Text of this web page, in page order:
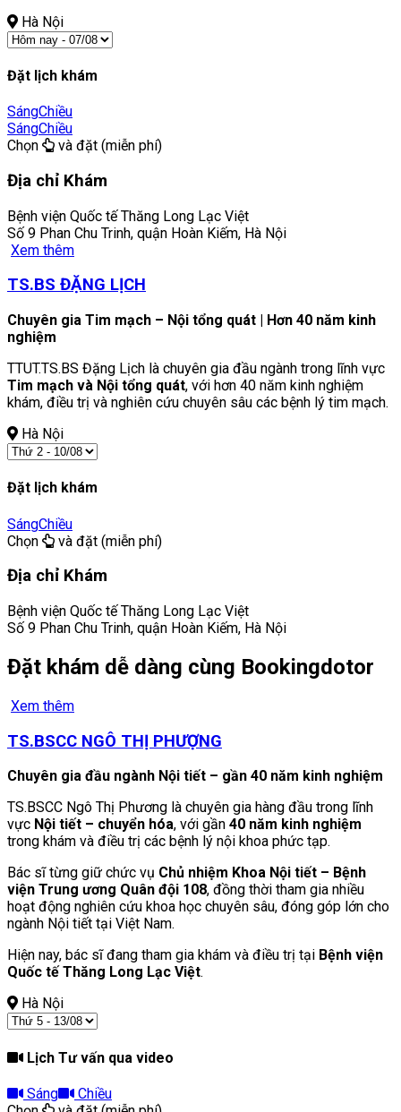
Hà Nội
Đặt lịch khám
SángChiều
SángChiều
Chọn
và đặt (miễn phí)
Địa chỉ Khám
Bệnh viện Quốc tế Thăng Long Lạc Việt
Số 9 Phan Chu Trinh, quận Hoàn Kiếm, Hà Nội
Xem thêm
TS.BS ĐẶNG LỊCH
Chuyên gia Tim mạch – Nội tổng quát | Hơn 40 năm kinh
nghiệm
TTUT.TS.BS Đặng Lịch là chuyên gia đầu ngành trong lĩnh vực
Tim mạch và Nội tổng quát, với hơn 40 năm kinh nghiệm
khám, điều trị và nghiên cứu chuyên sâu các bệnh lý tim mạch.
Hà Nội
Đặt lịch khám
SángChiều
Chọn
và đặt (miễn phí)
Địa chỉ Khám
Bệnh viện Quốc tế Thăng Long Lạc Việt
Số 9 Phan Chu Trinh, quận Hoàn Kiếm, Hà Nội
Đặt khám dễ dàng cùng Bookingdotor
Xem thêm
TS.BSCC NGÔ THỊ PHƯỢNG
Chuyên gia đầu ngành Nội tiết – gần 40 năm kinh nghiệm
TS.BSCC Ngô Thị Phương là chuyên gia hàng đầu trong lĩnh
vực Nội tiết – chuyển hóa, với gần 40 năm kinh nghiệm
trong khám và điều trị các bệnh lý nội khoa phức tạp.
Bác sĩ từng giữ chức vụ Chủ nhiệm Khoa Nội tiết – Bệnh
viện Trung ương Quân đội 108, đồng thời tham gia nhiều
hoạt động nghiên cứu khoa học chuyên sâu, đóng góp lớn cho
ngành Nội tiết tại Việt Nam.
Hiện nay, bác sĩ đang tham gia khám và điều trị tại Bệnh viện
Quốc tế Thăng Long Lạc Việt.
Hà Nội
Lịch Tư vấn qua video
Sáng
Chiều